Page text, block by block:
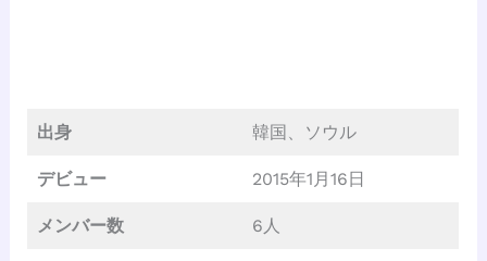
出身 韓国、ソウル
デビュー 2015年1月16日
メンバー数 6人